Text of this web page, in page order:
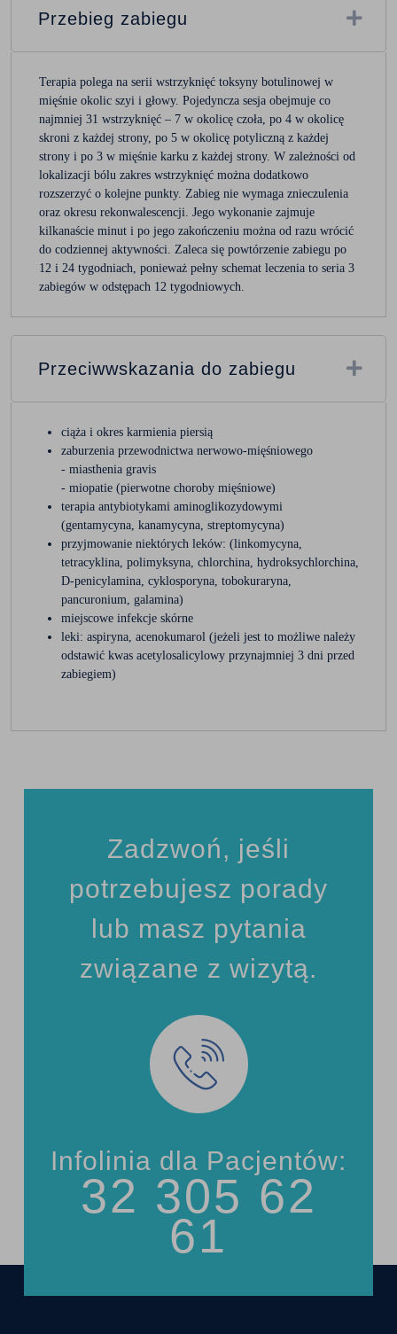
Przebieg zabiegu
Terapia polega na serii wstrzyknięć toksyny botulinowej w
mięśnie okolic szyi i głowy. Pojedyncza sesja obejmuje co
najmniej 31 wstrzyknięć – 7 w okolicę czoła, po 4 w okolicę
skroni z każdej strony, po 5 w okolicę potyliczną z każdej
strony i po 3 w mięśnie karku z każdej strony. W zależności od
lokalizacji bólu zakres wstrzyknięć można dodatkowo
rozszerzyć o kolejne punkty. Zabieg nie wymaga znieczulenia
oraz okresu rekonwalescencji. Jego wykonanie zajmuje
kilkanaście minut i po jego zakończeniu można od razu wrócić
do codziennej aktywności. Zaleca się powtórzenie zabiegu po
12 i 24 tygodniach, ponieważ pełny schemat leczenia to seria 3
zabiegów w odstępach 12 tygodniowych.
Przeciwwskazania do zabiegu
ciąża i okres karmienia piersią
zaburzenia przewodnictwa nerwowo-mięśniowego
- miasthenia gravis
- miopatie (pierwotne choroby mięśniowe)
terapia antybiotykami aminoglikozydowymi
(gentamycyna, kanamycyna, streptomycyna)
przyjmowanie niektórych leków: (linkomycyna,
tetracyklina, polimyksyna, chlorchina, hydroksychlorchina,
D-penicylamina, cyklosporyna, tobokuraryna,
pancuronium, galamina)
miejscowe infekcje skórne
leki: aspiryna, acenokumarol (jeżeli jest to możliwe należy
odstawić kwas acetylosalicylowy przynajmniej 3 dni przed
zabiegiem)
Zadzwoń, jeśli
potrzebujesz porady
lub masz pytania
związane z wizytą.
Infolinia dla Pacjentów:
32 305 62
61